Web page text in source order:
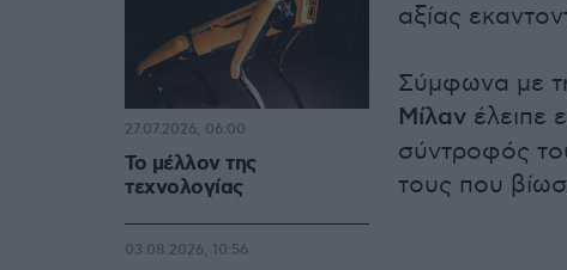
αξίας
Σύμφωνα με
Μίλαν έλειπε
σύντροφός
τους που
Το μέλλον της
τεχνολογίας
27.07.2026, 06:00
03.08.2026, 10:56